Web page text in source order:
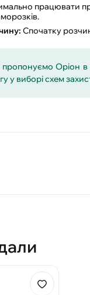
працювати
Спочатку
Оріон в
у виборі схем